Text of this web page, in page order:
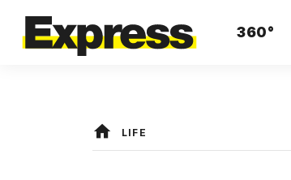
360°
LIFE